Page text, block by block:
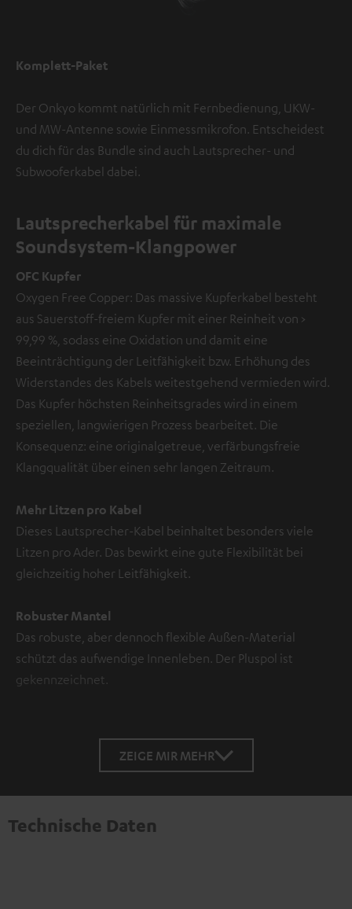
Komplett-Paket
Der Onkyo kommt natürlich mit Fernbedienung, UKW-
und MW-Antenne sowie Einmessmikrofon. Entscheidest
du dich für das Bundle sind auch Lautsprecher- und
Subwooferkabel dabei.
Lautsprecherkabel für maximale
Soundsystem-Klangpower
OFC Kupfer
Oxygen Free Copper: Das massive Kupferkabel besteht
aus Sauerstoff-freiem Kupfer mit einer Reinheit von >
99,99 %, sodass eine Oxidation und damit eine
Beeinträchtigung der Leitfähigkeit bzw. Erhöhung des
Widerstandes des Kabels weitestgehend vermieden wird.
Das Kupfer höchsten Reinheitsgrades wird in einem
speziellen, langwierigen Prozess bearbeitet. Die
Konsequenz: eine originalgetreue, verfärbungsfreie
Klangqualität über einen sehr langen Zeitraum.
Mehr Litzen pro Kabel
Dieses Lautsprecher-Kabel beinhaltet besonders viele
Litzen pro Ader. Das bewirkt eine gute Flexibilität bei
gleichzeitig hoher Leitfähigkeit.
Robuster Mantel
Das robuste, aber dennoch flexible Außen-Material
schützt das aufwendige Innenleben. Der Pluspol ist
gekennzeichnet.
ZEIGE MIR MEHR
Technische Daten